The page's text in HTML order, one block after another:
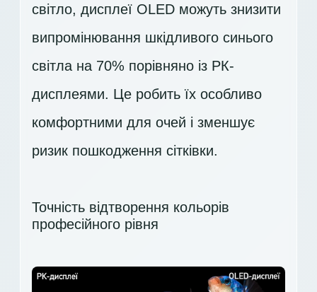
світло, дисплеї OLED можуть знизити
випромінювання шкідливого синього
світла на 70% порівняно із РК-
дисплеями. Це робить їх особливо
комфортними для очей і зменшує
ризик пошкодження сітківки.
Точність відтворення кольорів
професійного рівня